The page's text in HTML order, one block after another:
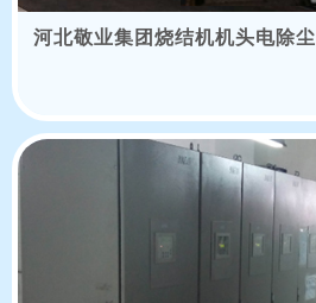
河北敬业集团烧结机机头电除尘